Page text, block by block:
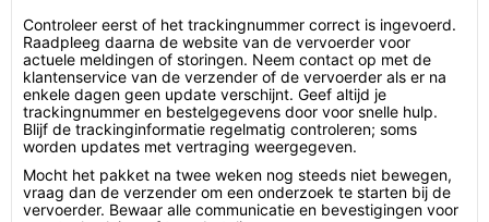
Controleer eerst of het trackingnummer correct is ingevoerd.
Raadpleeg daarna de website van de vervoerder voor
actuele meldingen of storingen. Neem contact op met de
klantenservice van de verzender of de vervoerder als er na
enkele dagen geen update verschijnt. Geef altijd je
trackingnummer en bestelgegevens door voor snelle hulp.
Blijf de trackinginformatie regelmatig controleren; soms
worden updates met vertraging weergegeven.
Mocht het pakket na twee weken nog steeds niet bewegen,
vraag dan de verzender om een onderzoek te starten bij de
vervoerder. Bewaar alle communicatie en bevestigingen voor